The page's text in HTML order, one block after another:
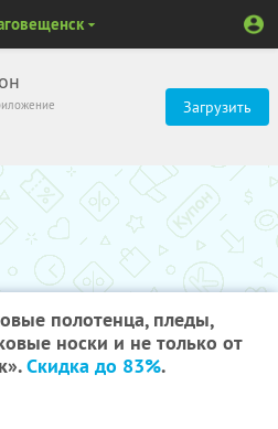
Загрузить
полотенца, пледы,
носки и не только от
Скидка до 83%.